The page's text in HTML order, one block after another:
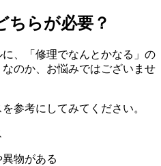
ちらが必要？
、「修理でなんとかなる」の
のか、お悩みではございませ
参考にしてみてください。
物がある